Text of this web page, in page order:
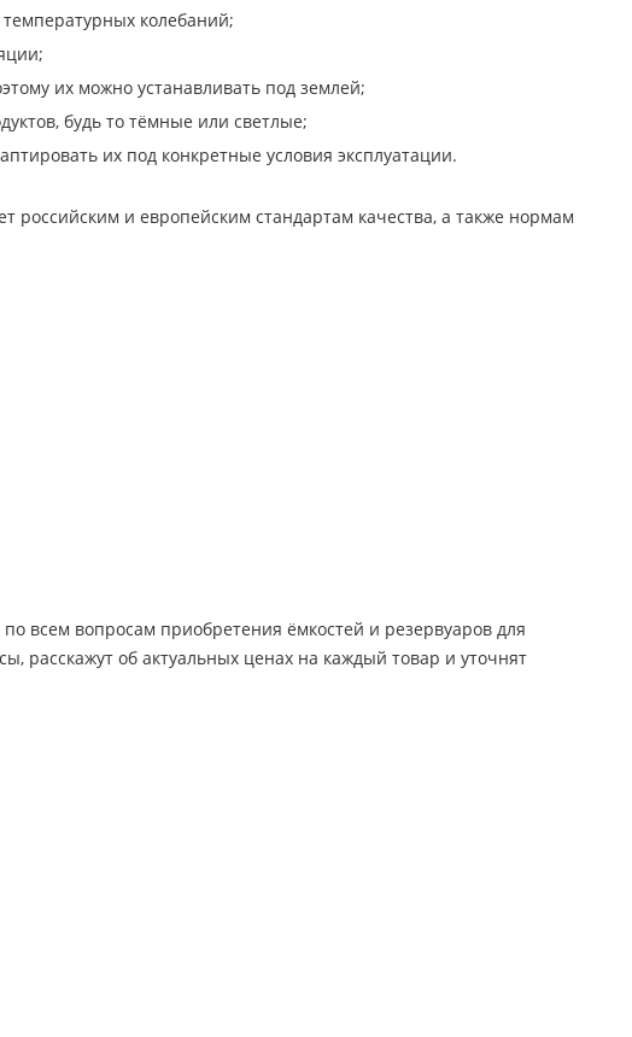
колебаний;
их можно устанавливать под землей;
будь то тёмные или светлые;
их под конкретные условия эксплуатации.
российским и европейским стандартам качества, а также нормам
всем вопросам приобретения ёмкостей и резервуаров для
расскажут об актуальных ценах на каждый товар и уточнят